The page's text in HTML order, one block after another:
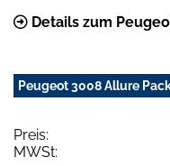
Details zum
Peugeot 3008 Allure Pack
Preis:
MWSt: